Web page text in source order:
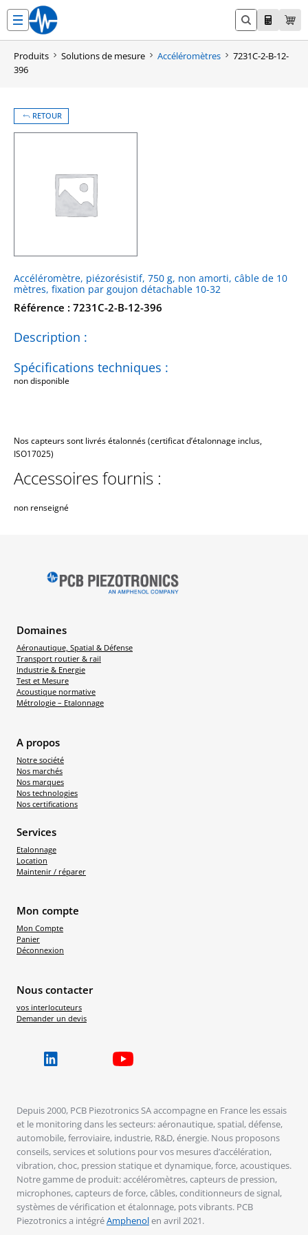
contenu
Produits Solutions de mesure Accéléromètres
7231C-2-B-12-
396
RETOUR
Accéléromètre, piézorésistif, 750 g, non amorti, câble de 10
mètres, fixation par goujon détachable 10-32
Référence : 7231C-2-B-12-396
Spécifications techniques :
non disponible
Description :
Nos capteurs sont livrés étalonnés (certificat d’étalonnage inclus,
ISO17025)
Accessoires fournis :
non renseigné
Domaines
Aéronautique, Spatial & Défense
Transport routier & rail
Industrie & Energie
Test et Mesure
Acoustique normative
Métrologie – Etalonnage
A propos
Notre société
Nos marchés
Nos marques
Nos technologies
Nos certifications
Services
Etalonnage
Location
Maintenir / réparer
Mon compte
Mon Compte
Panier
Déconnexion
Nous contacter
vos interlocuteurs
Demander un devis
Depuis 2000, PCB Piezotronics SA accompagne en France les essais
et le monitoring dans les secteurs: aéronautique, spatial, défense,
automobile, ferroviaire, industrie, R&D, énergie. Nous proposons
conseils, services et solutions pour vos mesures d’accélération,
vibration, choc, pression statique et dynamique, force, acoustiques.
Notre gamme de produit: accéléromètres, capteurs de pression,
microphones, capteurs de force, câbles, conditionneurs de signal,
systèmes de vérification et étalonnage, pots vibrants. PCB
Piezotronics a intégréAmphenolen avril 2021.